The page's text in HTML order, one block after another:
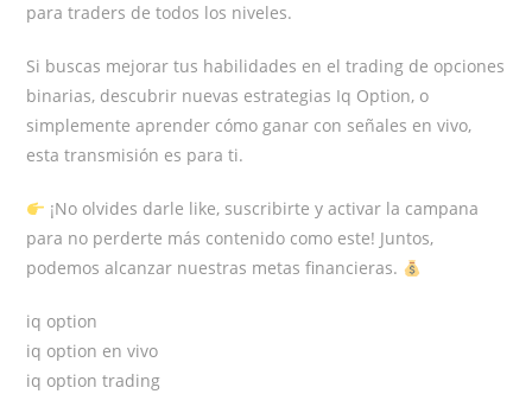
para traders de todos los niveles.
Si buscas mejorar tus habilidades en el trading de opciones
binarias, descubrir nuevas estrategias Iq Option, o
simplemente aprender cómo ganar con señales en vivo,
esta transmisión es para ti.
¡No olvides darle like, suscribirte y activar la campana
para no perderte más contenido como este! Juntos,
podemos alcanzar nuestras metas financieras.
iq option
iq option en vivo
iq option trading